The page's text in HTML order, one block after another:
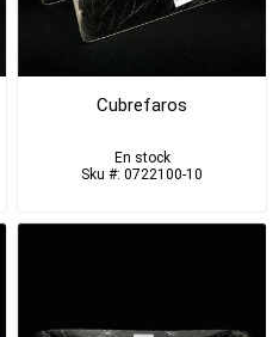
Cubrefaros
En stock
Sku #: 0722100-10